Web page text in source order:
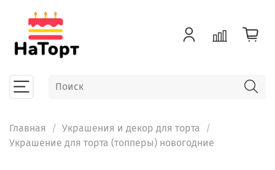
Главная
Украшения и декор для торта
Украшение для торта (топперы) новогодние